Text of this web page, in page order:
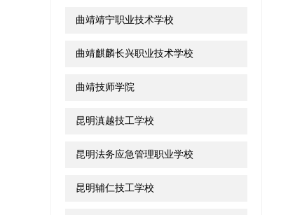
曲靖靖宁职业技术学校
曲靖麒麟长兴职业技术学校
曲靖技师学院
昆明滇越技工学校
昆明法务应急管理职业学校
昆明辅仁技工学校